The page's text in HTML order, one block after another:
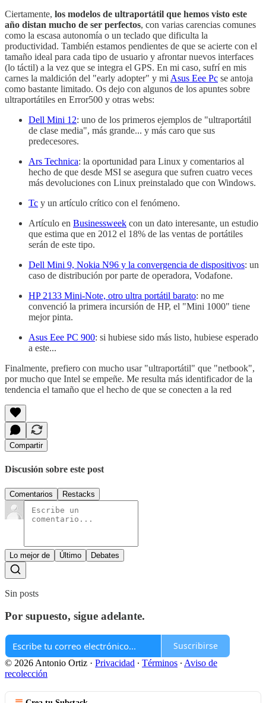
Ciertamente, los modelos de ultraportátil que hemos visto este
año distan mucho de ser perfectos, con varias carencias comunes
como la escasa autonomía o un teclado que dificulta la
productividad. También estamos pendientes de que se acierte con el
tamaño ideal para cada tipo de usuario y afrontar nuevos interfaces
(lo táctil) a la vez que se integra el GPS. En mi caso, sufrí en mis
carnes la maldición del "early adopter" y mi Asus Eee Pc se antoja
como bastante limitado. Os dejo con algunos de los apuntes sobre
ultraportátiles en Error500 y otras webs:
Dell Mini 12: uno de los primeros ejemplos de "ultraportátil
de clase media", más grande... y más caro que sus
predecesores.
Ars Technica: la oportunidad para Linux y comentarios al
hecho de que desde MSI se asegura que sufren cuatro veces
más devoluciones con Linux preinstalado que con Windows.
Tc y un artículo crítico con el fenómeno.
Artículo en Businessweek con un dato interesante, un estudio
que estima que en 2012 el 18% de las ventas de portátiles
serán de este tipo.
Dell Mini 9, Nokia N96 y la convergencia de dispositivos: un
caso de distribución por parte de operadora, Vodafone.
HP 2133 Mini-Note, otro ultra portátil barato: no me
convenció la primera incursión de HP, el "Mini 1000" tiene
mejor pinta.
Asus Eee PC 900: si hubiese sido más listo, hubiese esperado
a este...
Finalmente, prefiero con mucho usar "ultraportátil" que "netbook",
por mucho que Intel se empeñe. Me resulta más identificador de la
tendencia el tamaño que el hecho de que se conecten a la red
Compartir
Discusión sobre este post
Comentarios Restacks
Lo mejor de Último Debates
Sin posts
Por supuesto, sigue adelante.
Suscribirse
© 2026 Antonio Ortiz · Privacidad ∙ Términos ∙ Aviso de
recolección